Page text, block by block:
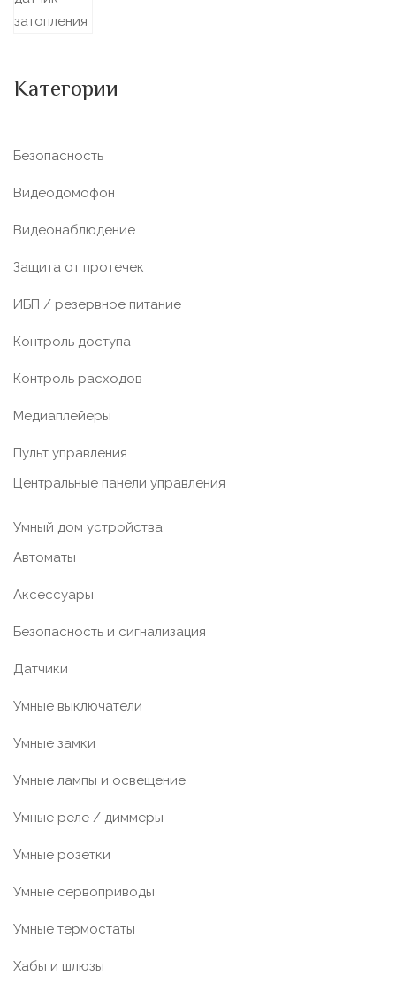
Категории
Безопасность
Видеодомофон
Видеонаблюдение
Защита от протечек
ИБП / резервное питание
Контроль доступа
Контроль расходов
Медиаплейеры
Пульт управления
Центральные панели управления
Умный дом устройства
Автоматы
Аксессуары
Безопасность и сигнализация
Датчики
Умные выключатели
Умные замки
Умные лампы и освещение
Умные реле / диммеры
Умные розетки
Умные сервоприводы
Умные термостаты
Хабы и шлюзы